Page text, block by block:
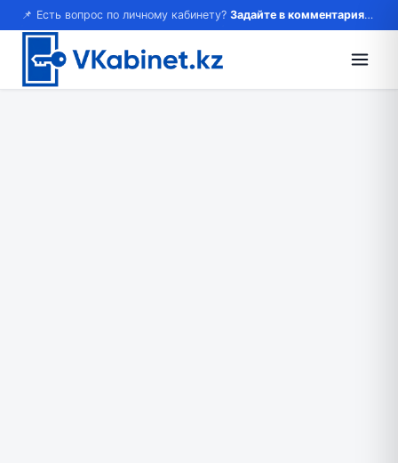
📌 Есть вопрос по личному кабинету? Задайте в комментариях — ответим!